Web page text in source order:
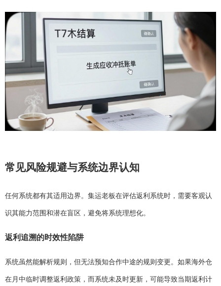
常见风险规避与系统边界认知
任何系统都有其适用边界。集运老板在评估返利系统时，需要客观认
识其能力范围和潜在盲区，避免将系统理想化。
返利追溯的时效性陷阱
系统虽然能解析规则，但无法预知合作中途的规则变更。如果海外仓
在月中临时调整返利政策，而系统未及时更新，可能导致当期返利计